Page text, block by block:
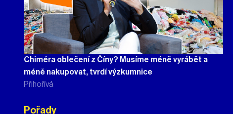
Chiméra oblečení z Číny? Musíme méně vyrábět a
méně nakupovat, tvrdí výzkumnice
Přihořívá
Pořady